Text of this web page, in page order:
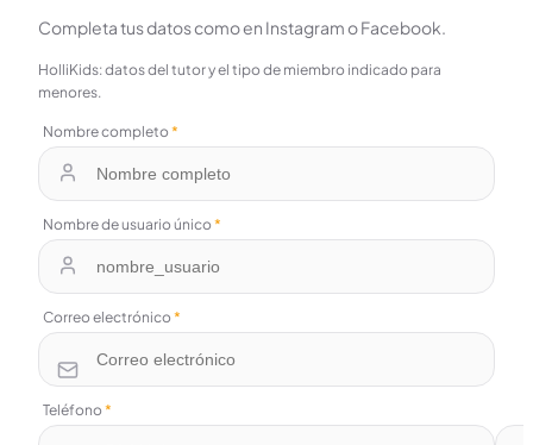
Completa tus datos como en Instagram o Facebook.
HolliKids: datos del tutor y el tipo de miembro indicado para
menores.
Nombre completo *
Nombre de usuario único *
Correo electrónico *
Teléfono *